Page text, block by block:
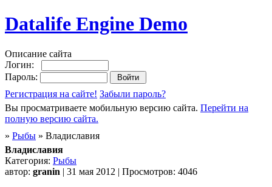
Datalife Engine Demo
Описание сайта
Логин:
Пароль:
Регистрация на сайте! Забыли пароль?
Вы просматриваете мобильную версию сайта. Перейти на
полную версию сайта.
» Рыбы » Владиславия
Владиславия
Категория: Рыбы
автор: granin | 31 мая 2012 | Просмотров: 4046